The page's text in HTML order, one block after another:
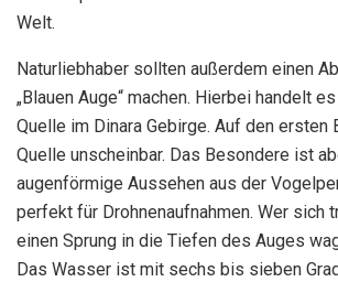
Welt.
Naturliebhaber sollten außerdem einen
„Blauen Auge“ machen. Hierbei handelt
Quelle im Dinara Gebirge. Auf den ersten
Quelle unscheinbar. Das Besondere ist
augenförmige Aussehen aus der
perfekt für Drohnenaufnahmen. Wer sich
einen Sprung in die Tiefen des Auges
Das Wasser ist mit sechs bis sieben